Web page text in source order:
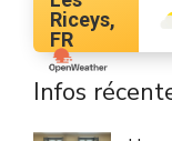
Riceys,
FR
Infos